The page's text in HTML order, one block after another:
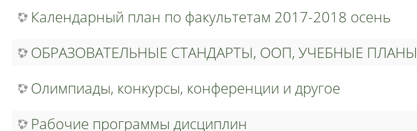
Календарный план по факультетам 2017-2018 осень
ОБРАЗОВАТЕЛЬНЫЕ СТАНДАРТЫ, ООП, УЧЕБНЫЕ ПЛАНЫ
Олимпиады, конкурсы, конференции и другое
Рабочие программы дисциплин